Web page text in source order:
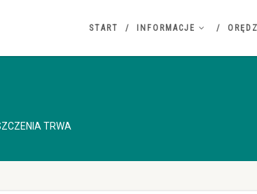
START INFORMACJE
TRWA